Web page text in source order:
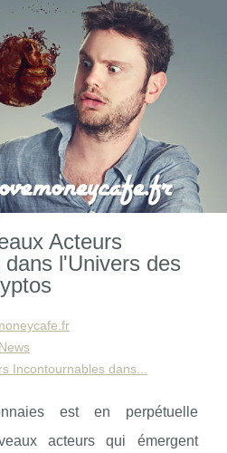
Acteurs
l'Univers des
News
Incontournables dans...
est en perpétuelle
acteurs qui émergent